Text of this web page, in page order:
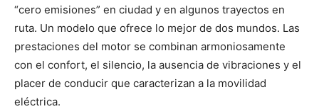
“cero emisiones” en ciudad y en algunos trayectos en
ruta. Un modelo que ofrece lo mejor de dos mundos. Las
prestaciones del motor se combinan armoniosamente
con el confort, el silencio, la ausencia de vibraciones y el
placer de conducir que caracterizan a la movilidad
eléctrica.